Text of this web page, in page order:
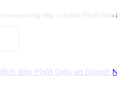
mọi nhịp đập của Báo Phật Giáo
Báo Phật Giáo và Doanh